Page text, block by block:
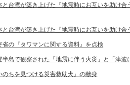
と台湾が築き上げた『地震時にお互いを助け
と台湾が築き上げた『地震時にお互いを助け合
省の『タワマンに関する資料』を点検
半島で観察された「地震に伴う火災」と「津波
のちを見つける災害救助犬』の献身